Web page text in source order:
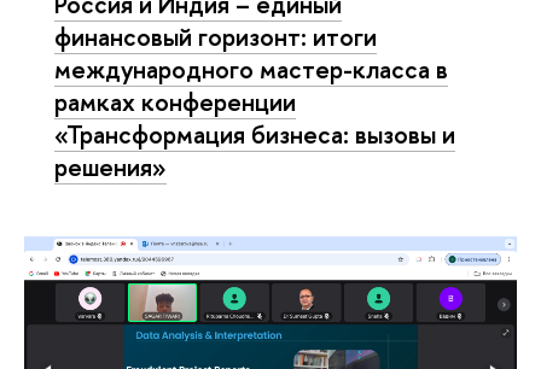
финансовый горизонт: итоги
международного мастер-класса в
рамках конференции
«Трансформация бизнеса: вызовы и
решения»